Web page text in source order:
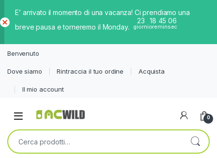
E’ arrivato il momento di una vacanza! Ci prendiamo una
breve pausa e torneremo il Monday.
23
giorni
18
ore
45
min
06
sec
iud
Benvenuto
Dove siamo Rintraccia il tuo ordine Acquista
Il mio account
0
Cerca: